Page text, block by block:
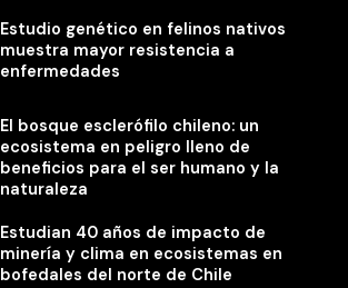
Estudio genético en felinos nativos
muestra mayor resistencia a
enfermedades
El bosque esclerófilo chileno: un
ecosistema en peligro lleno de
beneficios para el ser humano y la
naturaleza
Estudian 40 años de impacto de
minería y clima en ecosistemas en
bofedales del norte de Chile